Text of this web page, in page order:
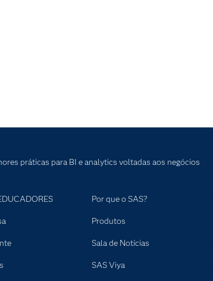
práticas para BI e analytics voltadas aos negócios
Por que o SAS?
Produtos
Sala de Notícias
SAS Viya